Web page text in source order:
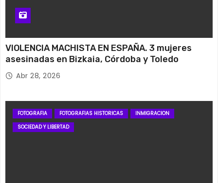
VIOLENCIA MACHISTA EN ESPAÑA. 3 mujeres
asesinadas en Bizkaia, Córdoba y Toledo
Abr 28, 2026
FOTOGRAFIA FOTOGRAFIAS HISTORICAS
INMIGRACION
SOCIEDAD Y LIBERTAD